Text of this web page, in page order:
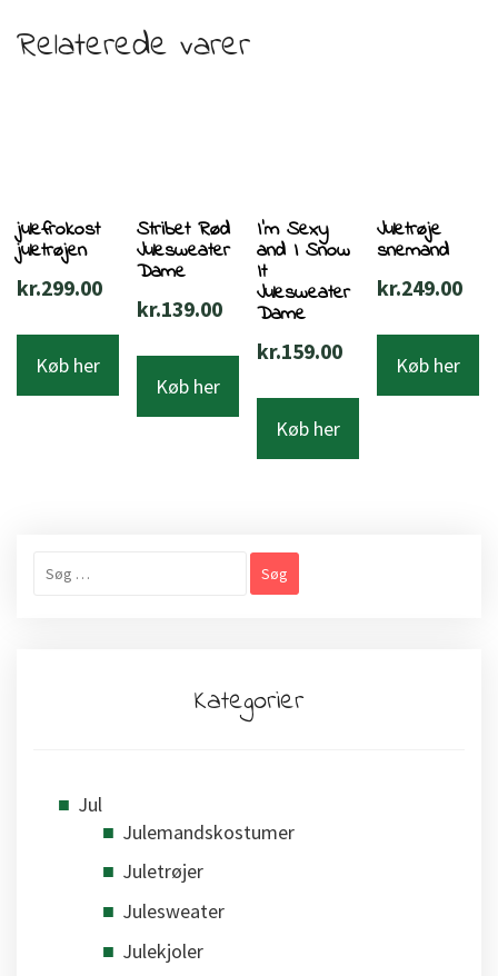
Relaterede varer
julefrokost
juletrøjen
kr.299.00
Køb her
Stribet Rød
Julesweater
Dame
kr.139.00
Køb her
I’m Sexy
and I Snow
It
Julesweater
Dame
kr.159.00
Køb her
Juletrøje
snemand
kr.249.00
Køb her
efter:
Kategorier
Jul
Julemandskostumer
Juletrøjer
Julesweater
Julekjoler